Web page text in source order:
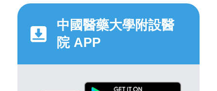
中國醫藥大學附設醫
院 APP